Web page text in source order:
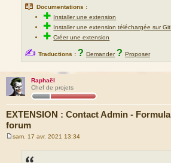
📖 Documentations :
✚ Installer une extension
✚ Installer une extension téléchargée sur
✚Créer une extension
✍ Traductions : ? Demander ? Proposer
Raphaël
Chef de projets
EXTENSION : Contact Admin -
forum
sam. 17 avr. 2021 13:34